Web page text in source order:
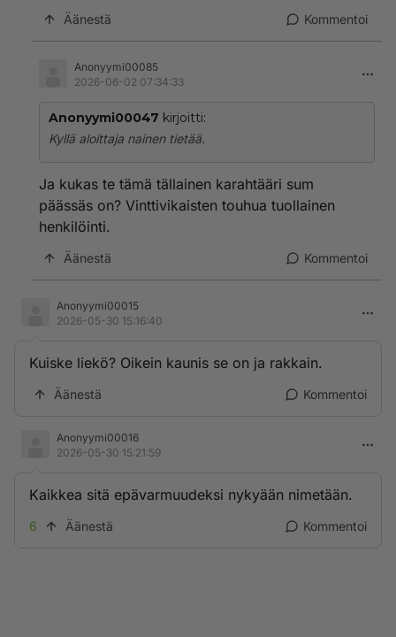
Äänestä Kommentoi
Anonyymi00085
2026-06-02 07:34:33
Anonyymi00047 kirjoitti:
Kyllä aloittaja nainen tietää.
Ja kukas te tämä tällainen karahtääri sum
päässäs on? Vinttivikaisten touhua tuollainen
henkilöinti.
Äänestä Kommentoi
Anonyymi00015
2026-05-30 15:16:40
Kuiske liekö? Oikein kaunis se on ja rakkain.
Äänestä Kommentoi
Anonyymi00016
2026-05-30 15:21:59
Kaikkea sitä epävarmuudeksi nykyään nimetään.
6 Äänestä Kommentoi